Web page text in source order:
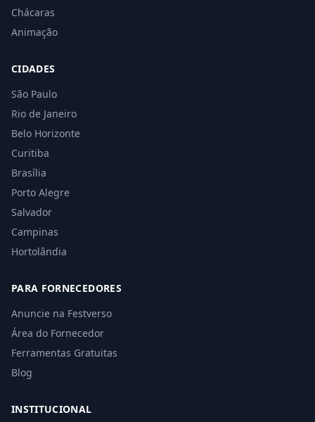
Chácaras
Animação
CIDADES
São Paulo
Rio de Janeiro
Belo Horizonte
Curitiba
Brasília
Porto Alegre
Salvador
Campinas
Hortolândia
PARA FORNECEDORES
Anuncie na Festverso
Área do Fornecedor
Ferramentas Gratuitas
Blog
INSTITUCIONAL